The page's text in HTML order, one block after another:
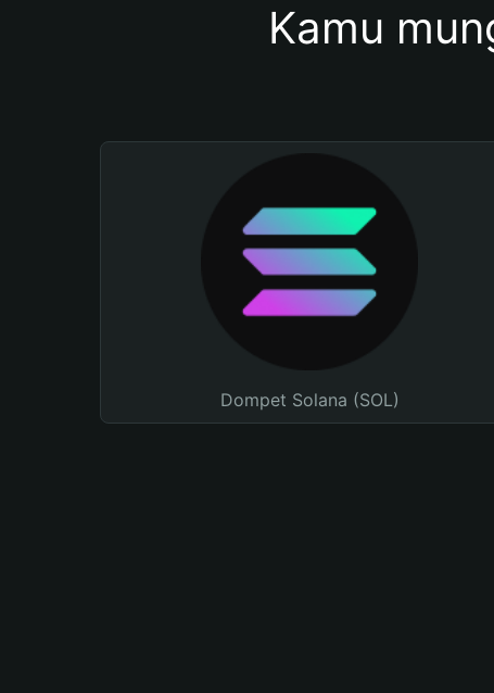
Kamu
Dompet Solana (SOL)